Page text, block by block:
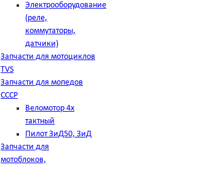
Электрооборудование
(реле,
коммутаторы,
датчики)
Запчасти для мотоциклов
TVS
Запчасти для мопедов
СССР
Веломотор 4х
тактный
Пилот ЗиД50, ЗиД
Запчасти для
мотоблоков,